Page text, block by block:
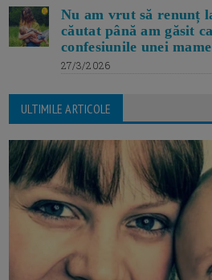
Nu am vrut să renunț
căutat până am găsit
confesiunile unei
27/3/2026
ULTIMILE ARTICOLE